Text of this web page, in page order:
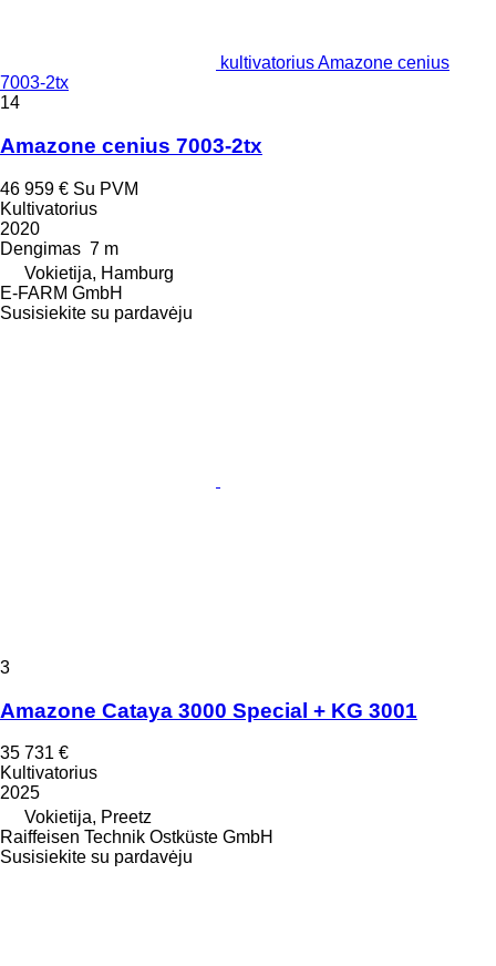
kultivatorius Amazone cenius
7003-2tx
14
Amazone cenius 7003-2tx
46 959 € Su PVM
Kultivatorius
2020
Dengimas 7 m
Vokietija, Hamburg
E-FARM GmbH
Susisiekite su pardavėju
3
Amazone Cataya 3000 Special + KG 3001
35 731 €
Kultivatorius
2025
Vokietija, Preetz
Raiffeisen Technik Ostküste GmbH
Susisiekite su pardavėju